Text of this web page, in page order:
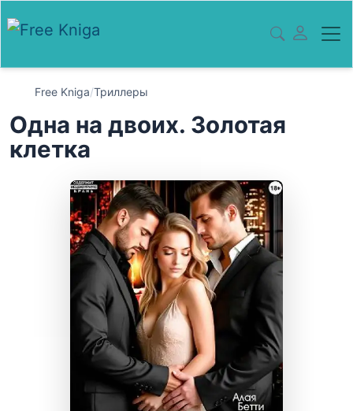
Free Kniga/Триллеры
Одна на двоих. Золотая
клетка